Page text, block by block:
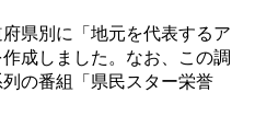
県別に「地元を代表するア
成しました。なお、この調
の番組「県民スター栄誉